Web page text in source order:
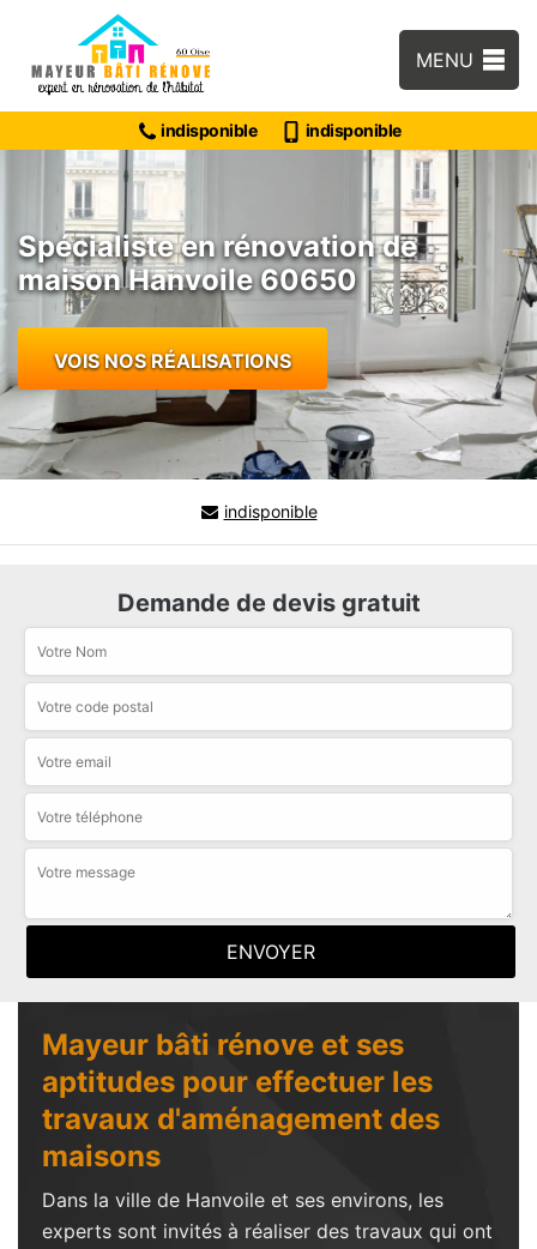
MENU
indisponible indisponible
Spécialiste en rénovation de
maison Hanvoile 60650
VOIS NOS RÉALISATIONS
indisponible
Demande de devis gratuit
Mayeur bâti rénove et ses
aptitudes pour effectuer les
travaux d'aménagement des
maisons
Dans la ville de Hanvoile et ses environs, les
experts sont invités à réaliser des travaux qui ont